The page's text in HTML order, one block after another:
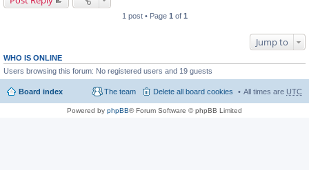
1 post • Page 1 of 1
Jump to
WHO IS ONLINE
Users browsing this forum: No registered users and 19 guests
Board index All times are UTC
Delete all board cookies
The team
Powered by phpBB® Forum Software © phpBB Limited